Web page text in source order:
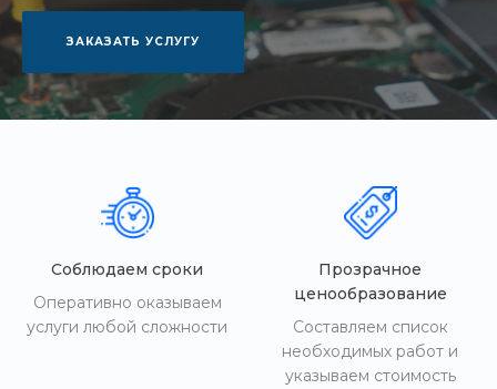
ЗАКАЗАТЬ УСЛУГУ
Соблюдаем сроки
Оперативно оказываем
услуги любой сложности
Прозрачное
ценообразование
Составляем список
необходимых работ и
указываем стоимость